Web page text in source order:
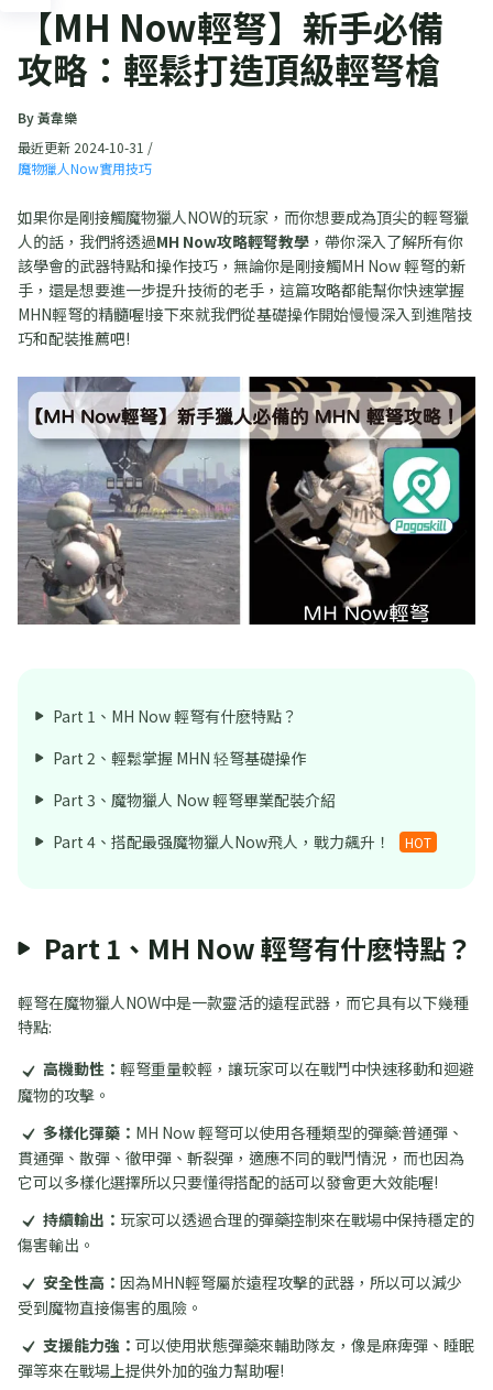
【MH Now輕弩】新手必備
攻略：輕鬆打造頂級輕弩槍
By 黃韋樂
最近更新 2024-10-31 /
魔物獵人Now實用技巧
如果你是剛接觸魔物獵人NOW的玩家，而你想要成為頂尖的輕弩獵
人的話，我們將透過MH Now攻略輕弩教學 ，帶你深入了解所有你
該學會的武器特點和操作技巧，無論你是剛接觸MH Now 輕弩的新
手，還是想要進一步提升技術的老手，這篇攻略都能幫你快速掌握
MHN輕弩的精髓喔!接下來就我們從基礎操作開始慢慢深入到進階技
巧和配裝推薦吧!
Part 1、MH Now 輕弩有什麽特點？
Part 2、輕鬆掌握 MHN 轻弩基礎操作
Part 3、魔物獵人 Now 輕弩畢業配裝介紹
Part 4、搭配最强魔物獵人Now飛人，戰力飆升！
HOT
Part 1、MH Now 輕弩有什麽特點？
輕弩在魔物獵人NOW中是一款靈活的遠程武器，而它具有以下幾種
特點:
高機動性： 輕弩重量較輕，讓玩家可以在戰鬥中快速移動和迴避
魔物的攻擊。
多樣化彈藥： MH Now 輕弩可以使用各種類型的彈藥:普通彈、
貫通彈、散彈、徹甲彈、斬裂彈，適應不同的戰鬥情況，而也因為
它可以多樣化選擇所以只要懂得搭配的話可以發會更大效能喔!
持續輸出： 玩家可以透過合理的彈藥控制來在戰場中保持穩定的
傷害輸出。
安全性高： 因為MHN輕弩屬於遠程攻擊的武器，所以可以減少
受到魔物直接傷害的風險。
支援能力強： 可以使用狀態彈藥來輔助隊友，像是麻痺彈、睡眠
彈等來在戰場上提供外加的強力幫助喔!